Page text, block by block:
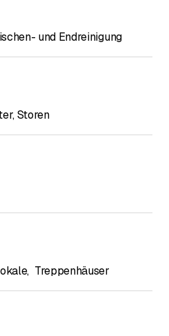
und Endreinigung
Storen
, Treppenhäuser